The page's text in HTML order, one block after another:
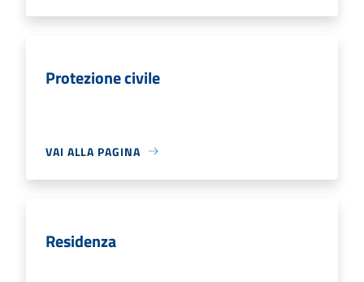
Protezione civile
VAI ALLA PAGINA
Residenza